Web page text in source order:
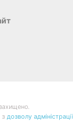
з дозволу адміністрації